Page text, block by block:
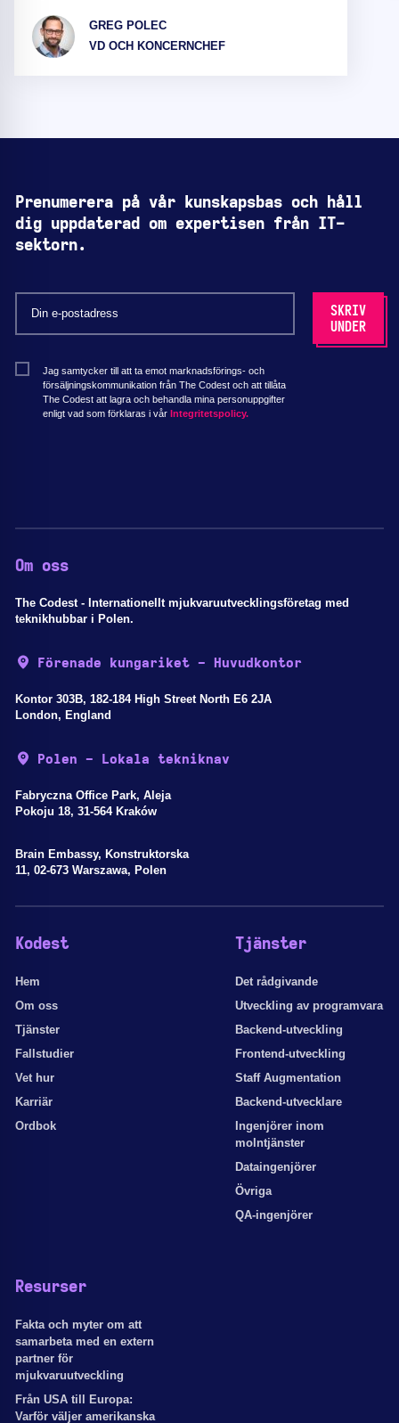
GREG POLEC
VD OCH KONCERNCHEF
Prenumerera på vår kunskapsbas och håll
dig uppdaterad om expertisen från IT-
sektorn.
Jag samtycker till att ta emot marknadsförings- och
försäljningskommunikation från The Codest och att tillåta
The Codest att lagra och behandla mina personuppgifter
enligt vad som förklaras i vår Integritetspolicy.
Om oss
The Codest - Internationellt mjukvaruutvecklingsföretag med
teknikhubbar i Polen.
Förenade kungariket - Huvudkontor
Kontor 303B, 182-184 High Street North E6 2JA
London, England
Polen - Lokala tekniknav
Fabryczna Office Park, Aleja
Pokoju 18, 31-564 Kraków
Brain Embassy, Konstruktorska
11, 02-673 Warszawa, Polen
Kodest
Hem
Om oss
Tjänster
Fallstudier
Vet hur
Karriär
Ordbok
Tjänster
Det rådgivande
Utveckling av programvara
Backend-utveckling
Frontend-utveckling
Staff Augmentation
Backend-utvecklare
Ingenjörer inom
molntjänster
Dataingenjörer
Övriga
QA-ingenjörer
Resurser
Fakta och myter om att
samarbeta med en extern
partner för
mjukvaruutveckling
Från USA till Europa:
Varför väljer amerikanska